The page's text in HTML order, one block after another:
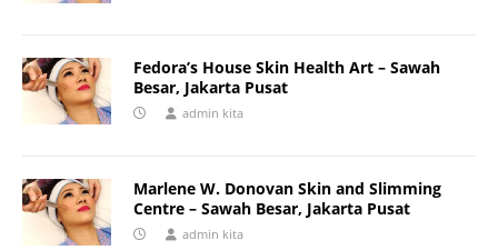
Fedora’s House Skin Health Art – Sawah
Besar, Jakarta Pusat
admin kita
Marlene W. Donovan Skin and Slimming
Centre – Sawah Besar, Jakarta Pusat
admin kita